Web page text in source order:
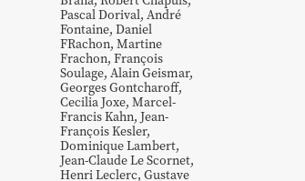
PascalDorival, André
Fontaine, Daniel
FRachon, Martine
Frachon, François
Soulage, AlainGeismar,
GeorgesGontcharoff,
CeciliaJoxe, Marcel-
FrancisKahn, Jean-
FrançoisKesler,
DominiqueLambert,
Jean-ClaudeLe Scornet,
HenriLeclerc, Gustave